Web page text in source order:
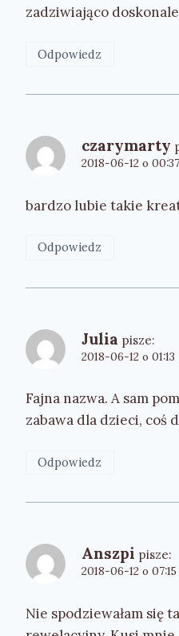
zadziwiająco
Odpowiedz
czarymarty
2018-06-12 o 00:37
bardzo lubie takie
Odpowiedz
Julia pisze:
2018-06-12 o 01:13
Fajna nazwa. A sam
zabawa dla dzieci, coś
Odpowiedz
Anszpi pisze:
2018-06-12 o 07:15
Nie spodziewałam się